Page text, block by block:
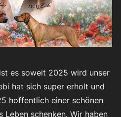
es soweit 2025 wird unser
hat sich super erholt und
hoffentlich einer schönen
Leben schenken. Wir haben